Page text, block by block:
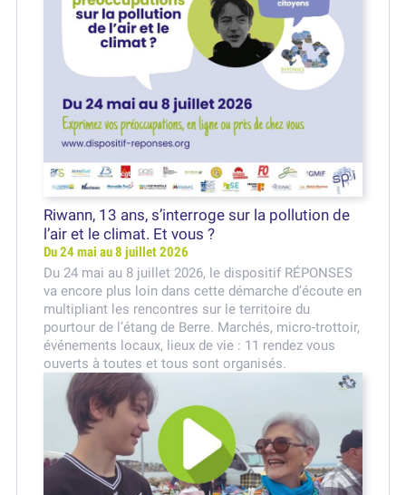
Riwann, 13 ans, s’interroge sur la pollution de
l’air et le climat. Et vous ?
Du 24 mai au 8 juillet 2026
Du 24 mai au 8 juillet 2026, le dispositif RÉPONSES
va encore plus loin dans cette démarche d’écoute en
multipliant les rencontres sur le territoire du
pourtour de l’étang de Berre. Marchés, micro-trottoir,
événements locaux, lieux de vie : 11 rendez vous
ouverts à toutes et tous sont organisés.